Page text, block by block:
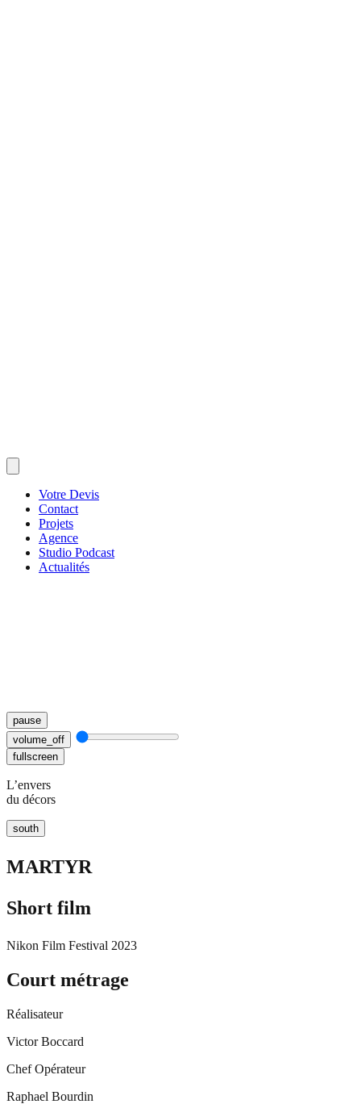
Votre Devis
Contact
Projets
Agence
Studio Podcast
Actualités
pause
volume_off
fullscreen
L’envers
du décors
south
MARTYR
Short film
Nikon Film Festival 2023
Court métrage
Réalisateur
Victor Boccard
Chef Opérateur
Raphael Bourdin